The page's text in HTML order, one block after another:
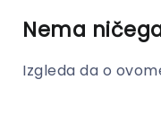
Nema
Izgleda da o